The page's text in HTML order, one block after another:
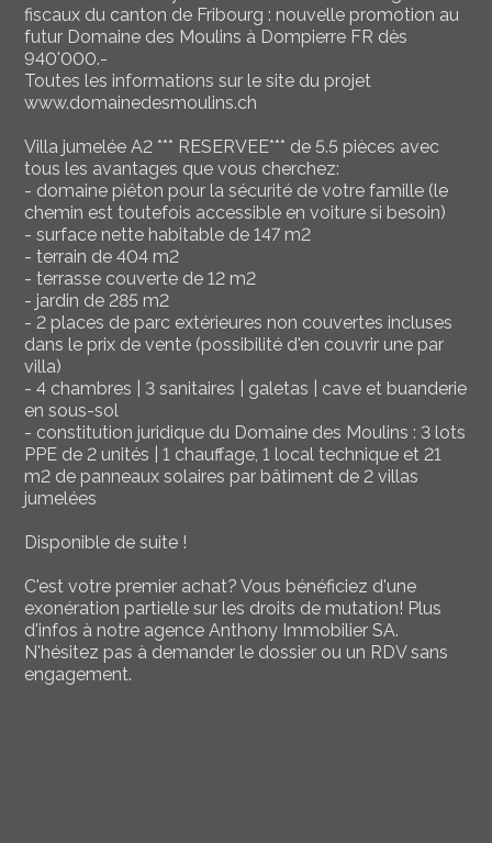
fiscaux du canton de Fribourg : nouvelle promotion au
futur Domaine des Moulins à Dompierre FR dès
940'000.-
Toutes les informations sur le site du projet
www.domainedesmoulins.ch
Villa jumelée A2 *** RESERVEE*** de 5.5 pièces avec
tous les avantages que vous cherchez:
- domaine piéton pour la sécurité de votre famille (le
chemin est toutefois accessible en voiture si besoin)
- surface nette habitable de 147 m2
- terrain de 404 m2
- terrasse couverte de 12 m2
- jardin de 285 m2
- 2 places de parc extérieures non couvertes incluses
dans le prix de vente (possibilité d'en couvrir une par
villa)
- 4 chambres | 3 sanitaires | galetas | cave et buanderie
en sous-sol
- constitution juridique du Domaine des Moulins : 3 lots
PPE de 2 unités | 1 chauffage, 1 local technique et 21
m2 de panneaux solaires par bâtiment de 2 villas
jumelées
Disponible de suite !
C'est votre premier achat? Vous bénéficiez d'une
exonération partielle sur les droits de mutation! Plus
d'infos à notre agence Anthony Immobilier SA.
N'hésitez pas à demander le dossier ou un RDV sans
engagement.